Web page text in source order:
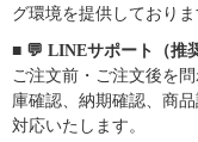
グ環境を提供しておりま
■ 💬 LINEサポート（推
ご注文前・ご注文後を
庫確認、納期確認、商
対応いたします。